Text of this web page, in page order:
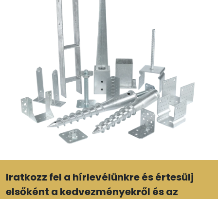
Iratkozz fel a hírlevélünkre és értesülj
elsőként a kedvezményekről és az